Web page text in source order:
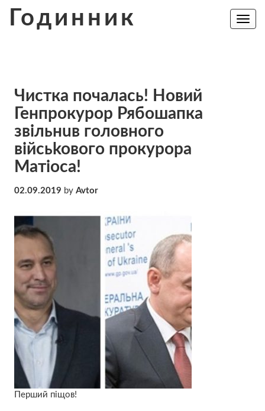
Годинник
Toggle
Чистка почалась! Новий
Генпрокурор Рябошапка
звiльнuв головного
вiйcьkoвoго прокурора
Матіоса!
02.09.2019 by Avtor
Перший піщов!